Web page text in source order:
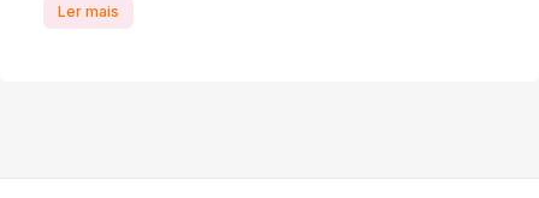
Ler mais